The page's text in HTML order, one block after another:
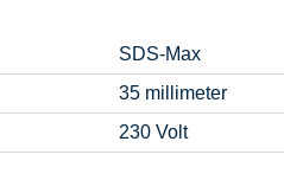
SDS-Max
35 millimeter
230 Volt